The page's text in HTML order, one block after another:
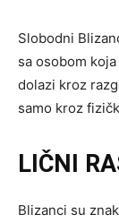
Slobodni
sa osobom
dolazi kroz
samo kroz
LIČNI
Blizanci su